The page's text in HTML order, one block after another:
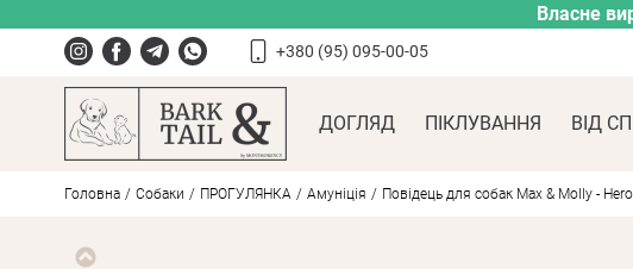
Власне
+380 (95) 095-00-05
ДОГЛЯД ПІКЛУВАННЯ ВІД
Головна Собаки ПРОГУЛЯНКА Амуніція Повідець для собак Max & Molly -